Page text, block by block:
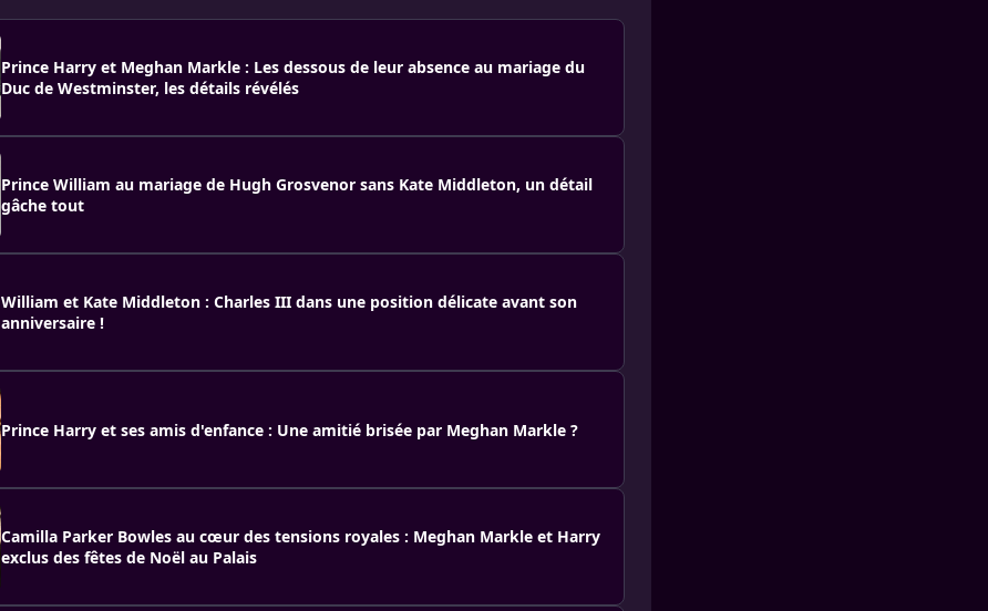
Prince Harry et Meghan Markle : Les dessous de leur absence au mariage du
Duc de Westminster, les détails révélés
Prince William au mariage de Hugh Grosvenor sans Kate Middleton, un détail
gâche tout
William et Kate Middleton : Charles III dans une position délicate avant son
anniversaire !
Prince Harry et ses amis d'enfance : Une amitié brisée par Meghan Markle ?
Camilla Parker Bowles au cœur des tensions royales : Meghan Markle et Harry
exclus des fêtes de Noël au Palais